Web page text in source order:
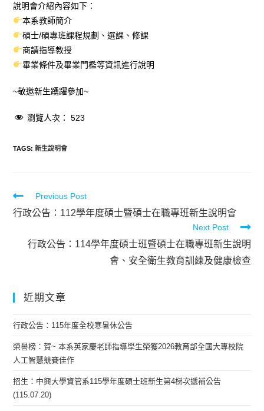
說明會介紹內容如下：
本系教師簡介
碩士/碩專班課程規劃、選課、修課
商請指導教授
畢業條件及畢業門檻等資訊進行說明
~敬邀新生踴躍參加~
瀏覽人次： 523
TAGS:新生說明會
Previous Post
行政公告：112學年度碩士暨碩士在職專班新生說明會
Next Post
行政公告：114學年度碩士班暨碩士在職專班新生說明
會、安全衛生教育訓練及健康檢查
近期文章
行政公告：115年度全校寒暑休公告
榮譽榜：賀~ 本系英家慶老師指導學生榮獲2026教育部全國大專校院
人工智慧競賽佳作
招生：中興大學資管系115學年度碩士班新生第4梯次遞補公告
(115.07.20)